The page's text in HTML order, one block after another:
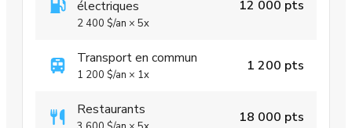
électriques
2 400 $/an × 5x
12 000 pts
Transport en commun
1 200 $/an × 1x
1 200 pts
Restaurants 18 000 pts